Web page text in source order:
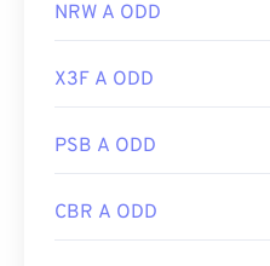
NRW A ODD
X3F A ODD
PSB A ODD
CBR A ODD